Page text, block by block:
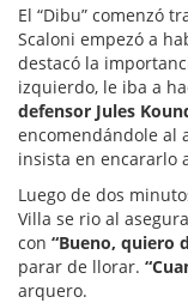
El “Dibu” comenzó
Scaloni empezó a
destacó la
izquierdo, le iba a
defensor Jules
encomendándole al
insista en encararlo
Luego de dos
Villa se rio al
con “Bueno, quiero
parar de llorar.
arquero.